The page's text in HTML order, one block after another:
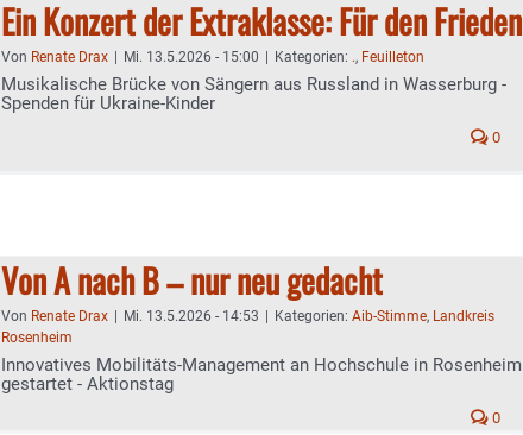
Ein Konzert der Extraklasse: Für den Frieden
Von Renate Drax Mi. 13.5.2026 - 15:00 Kategorien: ., Feuilleton
Musikalische Brücke von Sängern aus Russland in Wasserburg -
Spenden für Ukraine-Kinder
0
Von A nach B – nur neu gedacht
Von Renate Drax Mi. 13.5.2026 - 14:53 Kategorien: Aib-Stimme, Landkreis
Rosenheim
Innovatives Mobilitäts-Management an Hochschule in Rosenheim
gestartet - Aktionstag
0